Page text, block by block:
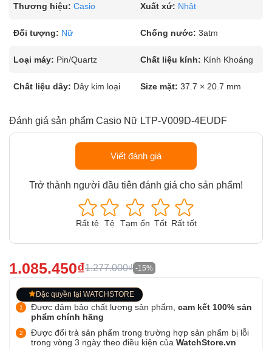
Thương hiệu: Casio Xuất xứ: Nhật
Đối tượng: Nữ Chống nước: 3atm
Loại máy: Pin/Quartz Chất liệu kính: Kính Khoáng
Chất liệu dây: Dây kim loại Size mặt: 37.7 × 20.7 mm
Đánh giá sản phẩm Casio Nữ LTP-V009D-4EUDF
Viết đánh giá
Trở thành người đầu tiên đánh giá cho sản phẩm!
Rất tệ Tệ Tạm ổn Tốt Rất tốt
1.085.450₫1.277.000₫ -15%
Đặc quyền tại WATCHSTORE
Được đảm bảo chất lượng sản phẩm, cam kết 100% sản
phẩm chính hãng
Được đổi trả sản phẩm trong trường hợp sản phẩm bị lỗi
trong vòng 3 ngày theo điều kiện của WatchStore.vn